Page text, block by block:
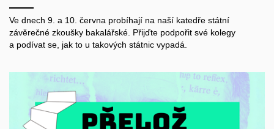
Ve dnech 9. a 10. června probíhají na naší katedře státní
závěrečné zkoušky bakalářské. Přijďte podpořit své kolegy
a podívat se, jak to u takových státnic vypadá.